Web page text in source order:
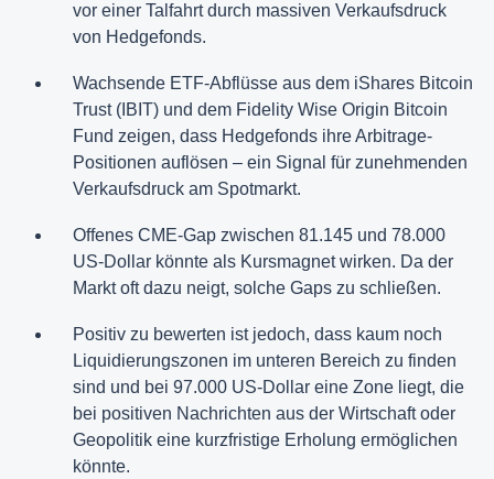
vor einer Talfahrt durch massiven Verkaufsdruck
von Hedgefonds.
Wachsende ETF-Abflüsse aus dem iShares Bitcoin
Trust (IBIT) und dem Fidelity Wise Origin Bitcoin
Fund zeigen, dass Hedgefonds ihre Arbitrage-
Positionen auflösen – ein Signal für zunehmenden
Verkaufsdruck am Spotmarkt.
Offenes CME-Gap zwischen 81.145 und 78.000
US-Dollar könnte als Kursmagnet wirken. Da der
Markt oft dazu neigt, solche Gaps zu schließen.
Positiv zu bewerten ist jedoch, dass kaum noch
Liquidierungszonen im unteren Bereich zu finden
sind und bei 97.000 US-Dollar eine Zone liegt, die
bei positiven Nachrichten aus der Wirtschaft oder
Geopolitik eine kurzfristige Erholung ermöglichen
könnte.